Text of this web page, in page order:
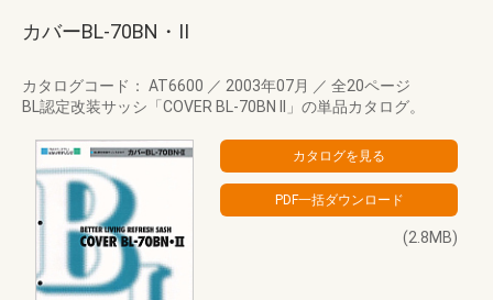
カバーBL-70BN・II
カタログコード： AT6600 ／ 2003年07月 ／ 全20ページ
BL認定改装サッシ「COVER BL-70BN II」の単品カタログ。
(2.8MB)